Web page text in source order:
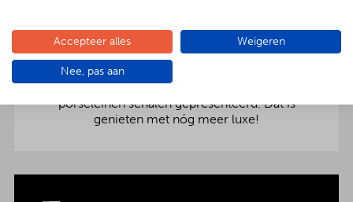
Geniet met nóg meer luxe
Verras jouw gezelschap met een extra feestelijke
aankleding op tafel. Voor maar € 2,- per persoon
extra wordt het vlees en de salades in
porseleinen schalen gepresenteerd. Dat is
genieten met nóg meer luxe!
Accepteer alles Weigeren
Nee, pas aan